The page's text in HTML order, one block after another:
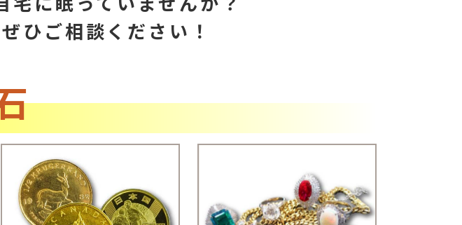
ぜひご相談ください！